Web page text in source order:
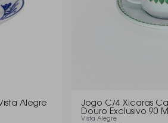
Alegre
Jogo C/4 Xicaras Cafe C/pires Alto
Douro Exclusivo 90
Vista Alegre